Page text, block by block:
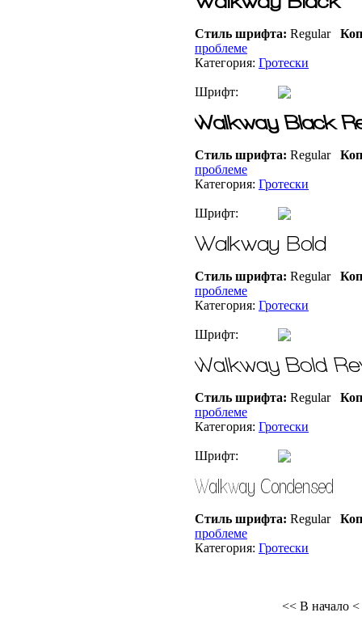
Стиль шрифта: Regular
проблеме
Категория: Гротески
Шрифт:
Стиль шрифта: Regular
проблеме
Категория: Гротески
Шрифт:
Стиль шрифта: Regular
проблеме
Категория: Гротески
Шрифт:
Стиль шрифта: Regular
проблеме
Категория: Гротески
Шрифт:
Стиль шрифта: Regular
проблеме
Категория: Гротески
<< В начало <